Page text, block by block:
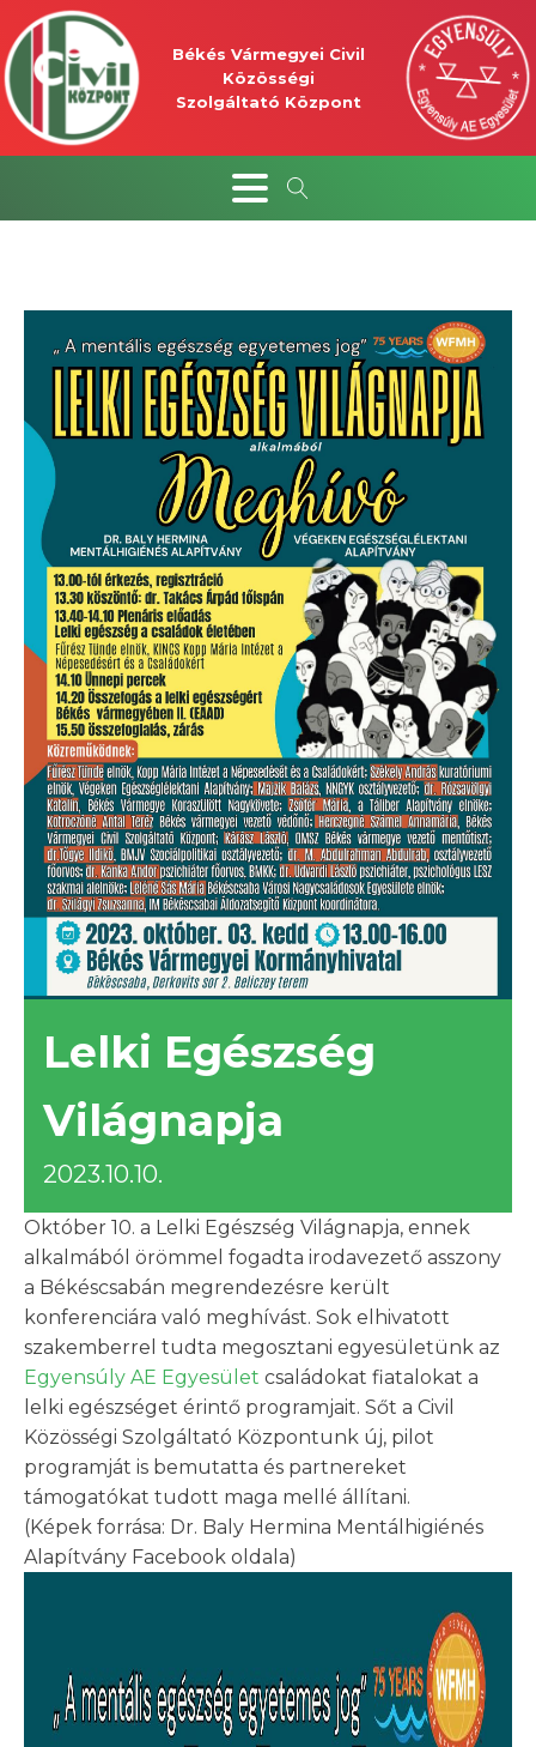
Békés Vármegyei Civil
Közösségi
Szolgáltató Központ
Lelki Egészség
Világnapja
2023.10.10.
Október 10. a Lelki Egészség Világnapja, ennek
alkalmából örömmel fogadta irodavezető asszony
a Békéscsabán megrendezésre került
konferenciára való meghívást. Sok elhivatott
szakemberrel tudta megosztani egyesületünk az
Egyensúly AE Egyesület családokat fiatalokat a
lelki egészséget érintő programjait. Sőt a Civil
Közösségi Szolgáltató Központunk új, pilot
programját is bemutatta és partnereket
támogatókat tudott maga mellé állítani.
(Képek forrása: Dr. Baly Hermina Mentálhigiénés
Alapítvány Facebook oldala)